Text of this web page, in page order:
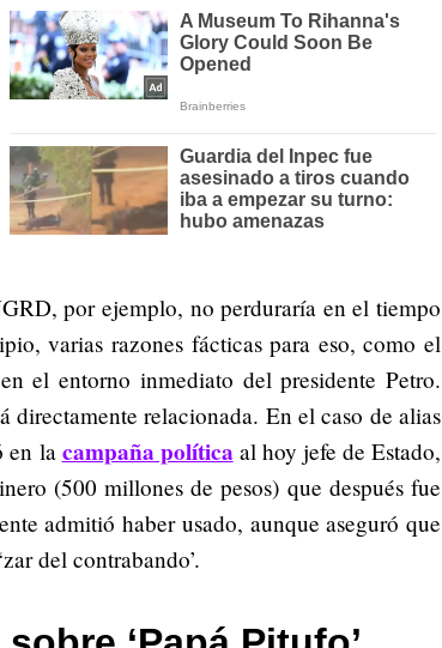
por ejemplo, no perduraría en el tiempo
varias razones fácticas para eso, como el
el entorno inmediato del presidente Petro.
relacionada. En el caso de alias
en la campaña políticaal hoy jefe de Estado,
(500 millones de pesos) que después fue
admitió haber usado, aunque aseguró que
del contrabando’.